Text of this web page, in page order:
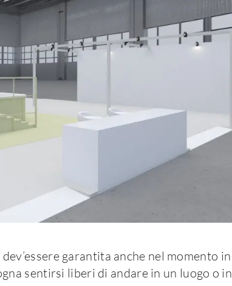
garantita anche nel momento in
sentirsi liberi di andare in un luogo o in